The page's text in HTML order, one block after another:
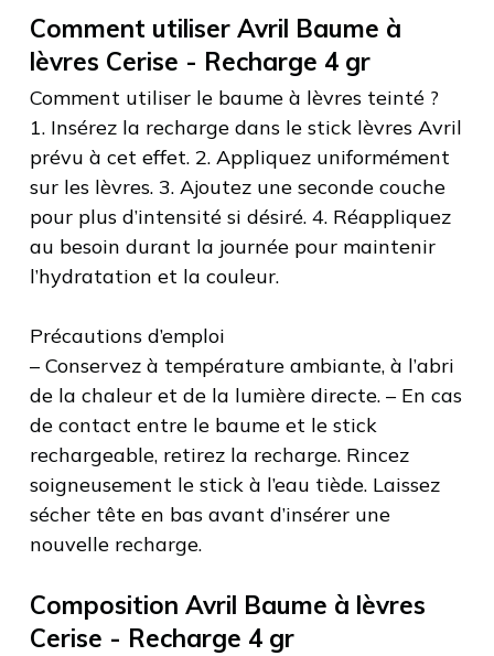
Comment utiliser Avril Baume à
lèvres Cerise - Recharge 4 gr
Comment utiliser le baume à lèvres teinté ?
1. Insérez la recharge dans le stick lèvres Avril
prévu à cet effet. 2. Appliquez uniformément
sur les lèvres. 3. Ajoutez une seconde couche
pour plus d’intensité si désiré. 4. Réappliquez
au besoin durant la journée pour maintenir
l’hydratation et la couleur.
Précautions d’emploi
– Conservez à température ambiante, à l’abri
de la chaleur et de la lumière directe. – En cas
de contact entre le baume et le stick
rechargeable, retirez la recharge. Rincez
soigneusement le stick à l’eau tiède. Laissez
sécher tête en bas avant d’insérer une
nouvelle recharge.
Composition Avril Baume à lèvres
Cerise - Recharge 4 gr